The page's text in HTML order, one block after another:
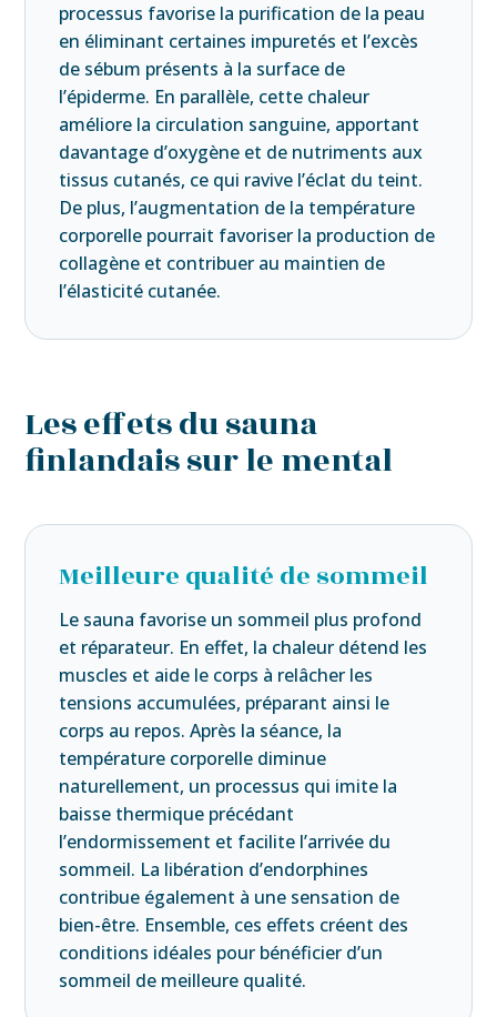
processus favorise la purification de la peau
en éliminant certaines impuretés et l’excès
de sébum présents à la surface de
l’épiderme. En parallèle, cette chaleur
améliore la circulation sanguine, apportant
davantage d’oxygène et de nutriments aux
tissus cutanés, ce qui ravive l’éclat du teint.
De plus, l’augmentation de la température
corporelle pourrait favoriser la production de
collagène et contribuer au maintien de
l’élasticité cutanée.
Les effets du sauna
finlandais sur le mental
Meilleure qualité de sommeil
Le sauna favorise un sommeil plus profond
et réparateur. En effet, la chaleur détend les
muscles et aide le corps à relâcher les
tensions accumulées, préparant ainsi le
corps au repos. Après la séance, la
température corporelle diminue
naturellement, un processus qui imite la
baisse thermique précédant
l’endormissement et facilite l’arrivée du
sommeil. La libération d’endorphines
contribue également à une sensation de
bien-être. Ensemble, ces effets créent des
conditions idéales pour bénéficier d’un
sommeil de meilleure qualité.